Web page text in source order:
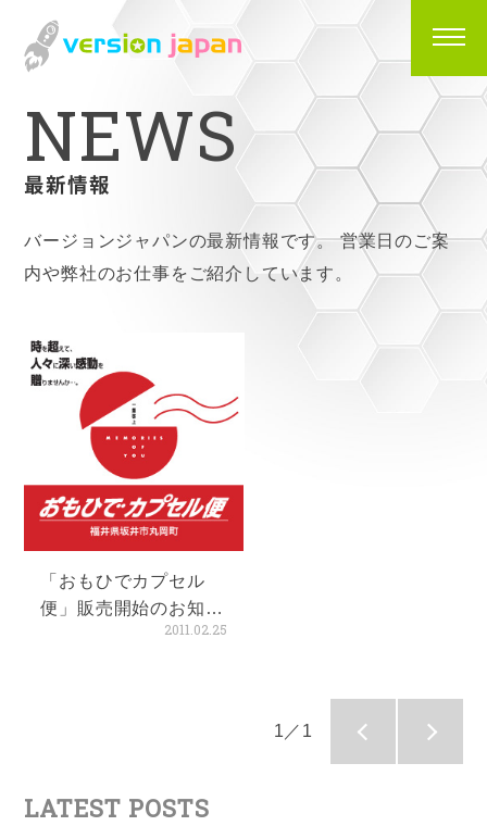
NEWS
最新情報
バージョンジャパンの最新情報です。営業日のご案
内や弊社のお仕事をご紹介しています。
「おもひでカプセル
便」販売開始のお知ら
2011.02.25
1／1
LATEST POSTS